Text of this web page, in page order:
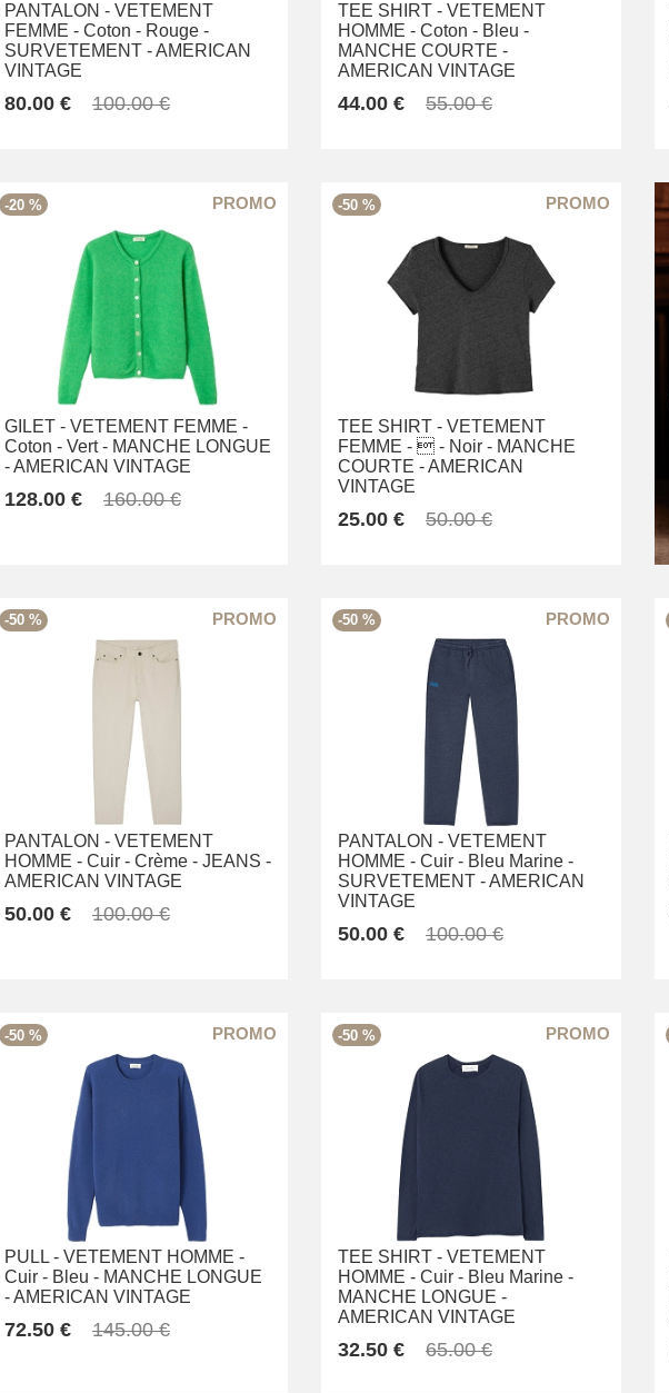
PANTALON - VETEMENT
FEMME - Coton - Rouge -
SURVETEMENT -AMERICAN
VINTAGE
80.00 € 100.00 €
TEE SHIRT - VETEMENT
HOMME - Coton - Bleu -
MANCHE COURTE -
AMERICAN VINTAGE
44.00 € 55.00 €
-20 %
GILET - VETEMENT FEMME -
Coton - Vert - MANCHE LONGUE
-AMERICAN VINTAGE
128.00 € 160.00 €
-50 %
TEE SHIRT - VETEMENT
FEMME -  - Noir - MANCHE
COURTE -AMERICAN
VINTAGE
25.00 € 50.00 €
-50 %
PANTALON - VETEMENT
HOMME - Cuir - Crème - JEANS -
AMERICAN VINTAGE
50.00 € 100.00 €
-50 %
PANTALON - VETEMENT
HOMME - Cuir - Bleu Marine -
SURVETEMENT -AMERICAN
VINTAGE
50.00 € 100.00 €
-50 %
PULL - VETEMENT HOMME -
Cuir - Bleu - MANCHE LONGUE
-AMERICAN VINTAGE
72.50 € 145.00 €
-50 %
TEE SHIRT - VETEMENT
HOMME - Cuir - Bleu Marine -
MANCHE LONGUE -
AMERICAN VINTAGE
32.50 € 65.00 €